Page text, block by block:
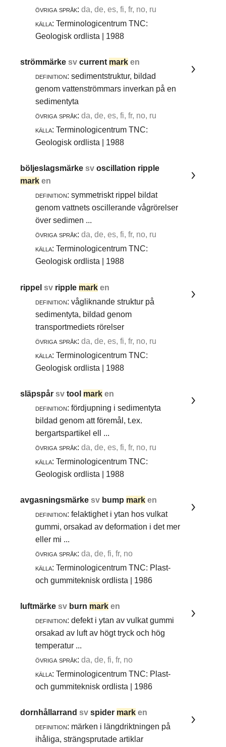
övriga språk: da, de, es, fi, fr, no, ru
källa: Terminologicentrum TNC:
Geologisk ordlista | 1988
strömmärkesvcurrent mark en
definition: sedimentstruktur, bildad
genom vattenströmmars inverkan på en
sedimentyta
övriga språk: da, de, es, fi, fr, no, ru
källa: Terminologicentrum TNC:
Geologisk ordlista | 1988
böljeslagsmärkesvoscillation ripple
mark en
definition: symmetriskt rippel bildat
genom vattnets oscillerande vågrörelser
över sedimen ...
övriga språk: da, de, es, fi, fr, no, ru
källa: Terminologicentrum TNC:
Geologisk ordlista | 1988
rippelsv ripple mark en
definition: vågliknande struktur på
sedimentyta, bildad genom
transportmediets rörelser
övriga språk: da, de, es, fi, fr, no, ru
källa: Terminologicentrum TNC:
Geologisk ordlista | 1988
släpspårsvtool mark en
definition: fördjupning i sedimentyta
bildad genom att föremål, t.ex.
bergartspartikel ell ...
övriga språk: da, de, es, fi, fr, no, ru
källa: Terminologicentrum TNC:
Geologisk ordlista | 1988
avgasningsmärkesv bump mark en
definition: felaktighet i ytan hos vulkat
gummi, orsakad av deformation i det mer
eller mi ...
övriga språk: da, de, fi, fr, no
källa: Terminologicentrum TNC: Plast-
och gummiteknisk ordlista | 1986
luftmärkesv burn mark en
definition: defekt i ytan av vulkat gummi
orsakad av luft av högt tryck och hög
temperatur ...
övriga språk: da, de, fi, fr, no
källa: Terminologicentrum TNC: Plast-
och gummiteknisk ordlista | 1986
dornhållarrandsvspider mark en
definition: märken i längdriktningen på
ihåliga, strängsprutade artiklar